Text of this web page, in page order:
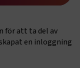
för att ta del av
en inloggning